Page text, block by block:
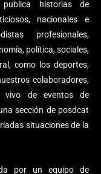
historias de
nacionales e
profesionales,
política, sociales,
como los deportes,
colaboradores,
vivo de eventos de
sección de posdcat
situaciones de la
por un equipo de